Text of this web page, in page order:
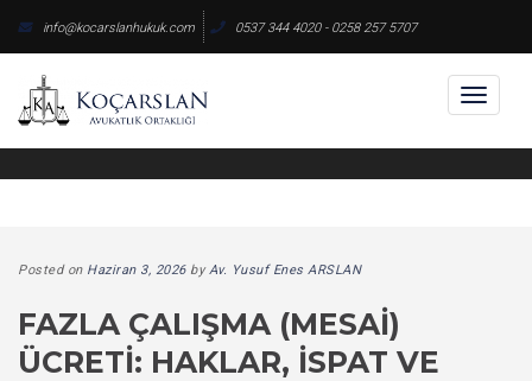
content
info@kocarslanhukuk.com 0537 344 4020 - 0258 257 5707
Posted on Haziran 3, 2026byAv. Yusuf Enes ARSLAN
FAZLA ÇALIŞMA (MESAI)
ÜCRETI: HAKLAR, İSPAT VE